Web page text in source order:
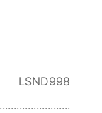
LSND998